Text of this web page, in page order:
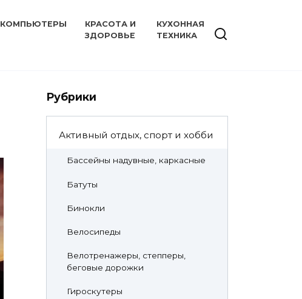
КОМПЬЮТЕРЫ
КРАСОТА И
ЗДОРОВЬЕ
КУХОННАЯ
ТЕХНИКА
Рубрики
Активный отдых, спорт и хобби
Бассейны надувные, каркасные
Батуты
Бинокли
Велосипеды
Велотренажеры, степперы,
беговые дорожки
Гироскутеры